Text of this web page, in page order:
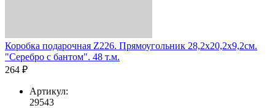
Коробка подарочная Z226. Прямоугольник 28,2х20,2х9,2см.
"Серебро с бантом". 48 т.м.
264 ₽
Артикул:
29543